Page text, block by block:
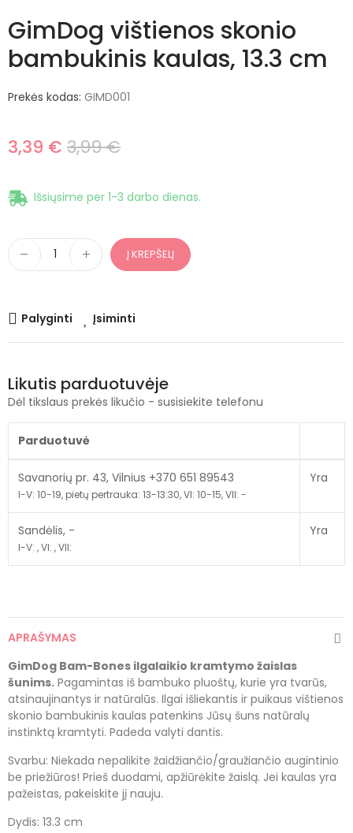
GimDog vištienos skonio
bambukinis kaulas, 13.3 cm
Prekės kodas: GIMD001
3,39 € 3,99 €
Išsiųsime per 1-3 darbo dienas.
Į KREPŠELĮ
Palyginti Įsiminti
Likutis parduotuvėje
Dėl tikslaus prekės likučio - susisiekite telefonu
Parduotuvė
Savanorių pr. 43, Vilnius +370 651 89543
I-V: 10-19, pietų pertrauka: 13-13:30, VI: 10-15, VII: -
Yra
Sandėlis, -
I-V: , VI: , VII:
Yra
APRAŠYMAS
GimDog Bam-Bones ilgalaikio kramtymo žaislas
šunims. Pagamintas iš bambuko pluoštų, kurie yra tvarūs,
atsinaujinantys ir natūralūs. Ilgai išliekantis ir puikaus vištienos
skonio bambukinis kaulas patenkins Jūsų šuns natūralų
instinktą kramtyti. Padeda valyti dantis.
Svarbu: Niekada nepalikite žaidžiančio/graužiančio augintinio
be priežiūros! Prieš duodami, apžiūrėkite žaislą. Jei kaulas yra
pažeistas, pakeiskite jį nauju.
Dydis: 13.3 cm